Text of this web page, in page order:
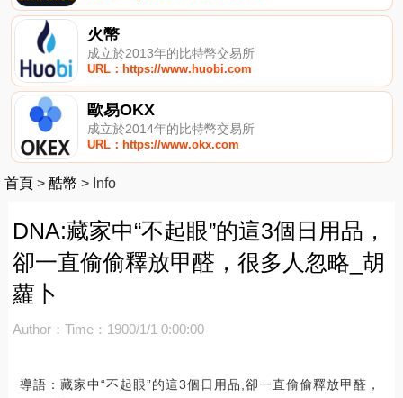
火幣
成立於2013年的比特幣交易所
URL：https://www.huobi.com
歐易OKX
成立於2014年的比特幣交易所
URL：https://www.okx.com
首頁 > 酷幣 > Info
DNA:藏家中“不起眼”的這3個日用品，
卻一直偷偷釋放甲醛，很多人忽略_胡
蘿卜
Author： Time：1900/1/1 0:00:00
導語：藏家中“不起眼”的這3個日用品,卻一直偷偷釋放甲醛，